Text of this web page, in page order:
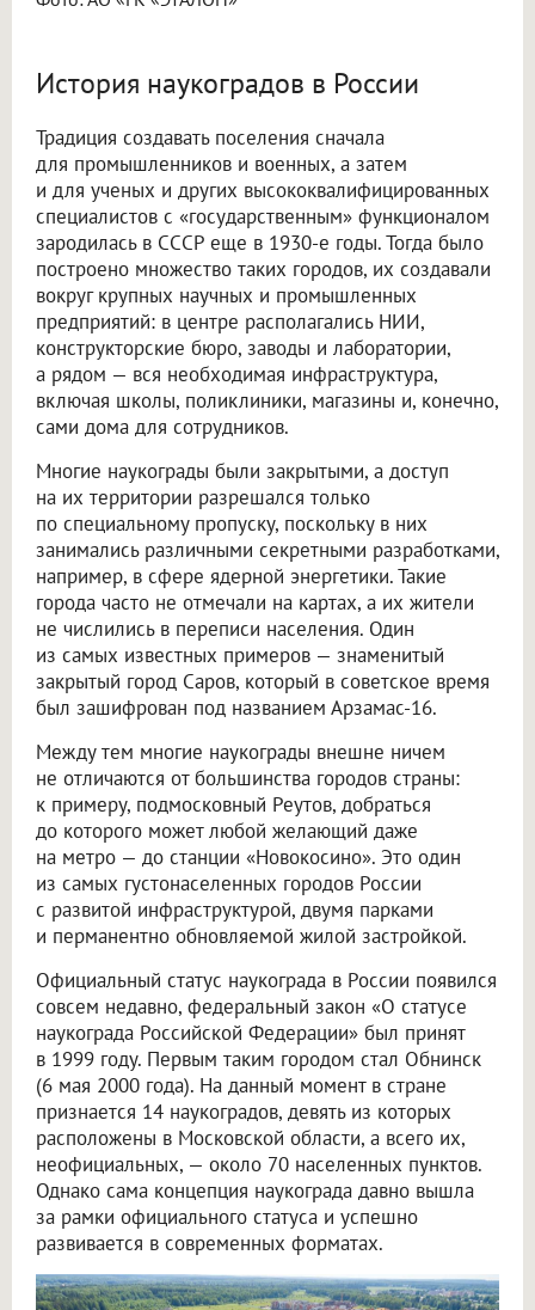
История наукоградов в России
Традиция создавать поселения сначала
для промышленников и военных, а затем
и для ученых и других высококвалифицированных
специалистов с «государственным» функционалом
зародилась в СССР еще в 1930-е годы. Тогда было
построено множество таких городов, их создавали
вокруг крупных научных и промышленных
предприятий: в центре располагались НИИ,
конструкторские бюро, заводы и лаборатории,
а рядом — вся необходимая инфраструктура,
включая школы, поликлиники, магазины и, конечно,
сами дома для сотрудников.
Многие наукограды были закрытыми, а доступ
на их территории разрешался только
по специальному пропуску, поскольку в них
занимались различными секретными разработками,
например, в сфере ядерной энергетики. Такие
города часто не отмечали на картах, а их жители
не числились в переписи населения. Один
из самых известных примеров — знаменитый
закрытый город Саров, который в советское время
был зашифрован под названием Арзамас-16.
Между тем многие наукограды внешне ничем
не отличаются от большинства городов страны:
к примеру, подмосковный Реутов, добраться
до которого может любой желающий даже
на метро — до станции «Новокосино». Это один
из самых густонаселенных городов России
с развитой инфраструктурой, двумя парками
и перманентно обновляемой жилой застройкой.
Официальный статус наукограда в России появился
совсем недавно, федеральный закон «О статусе
наукограда Российской Федерации» был принят
в 1999 году. Первым таким городом стал Обнинск
(6 мая 2000 года). На данный момент в стране
признается 14 наукоградов, девять из которых
расположены в Московской области, а всего их,
неофициальных, — около 70 населенных пунктов.
Однако сама концепция наукограда давно вышла
за рамки официального статуса и успешно
развивается в современных форматах.